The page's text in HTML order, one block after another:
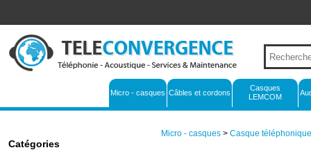
Micro - casques Câbles et cordons
Casques
LEMCOM
Catégories
Micro - casques> Casque